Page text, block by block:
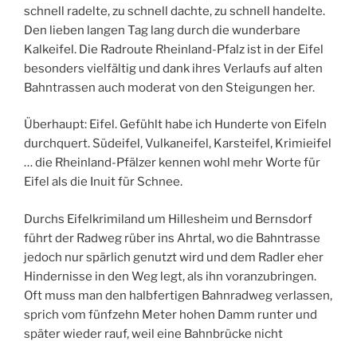
schnell radelte, zu schnell dachte, zu schnell handelte.
Den lieben langen Tag lang durch die wunderbare
Kalkeifel. Die Radroute Rheinland-Pfalz ist in der Eifel
besonders vielfältig und dank ihres Verlaufs auf alten
Bahntrassen auch moderat von den Steigungen her.
Überhaupt: Eifel. Gefühlt habe ich Hunderte von Eifeln
durchquert. Südeifel, Vulkaneifel, Karsteifel, Krimieifel
… die Rheinland-Pfälzer kennen wohl mehr Worte für
Eifel als die Inuit für Schnee.
Durchs Eifelkrimiland um Hillesheim und Bernsdorf
führt der Radweg rüber ins Ahrtal, wo die Bahntrasse
jedoch nur spärlich genutzt wird und dem Radler eher
Hindernisse in den Weg legt, als ihn voranzubringen.
Oft muss man den halbfertigen Bahnradweg verlassen,
sprich vom fünfzehn Meter hohen Damm runter und
später wieder rauf, weil eine Bahnbrücke nicht